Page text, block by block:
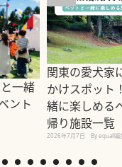
一緒
ント
関東の愛犬家
かけスポット
緒に楽しめる
帰り施設一覧
2026年7月7日 By equall編